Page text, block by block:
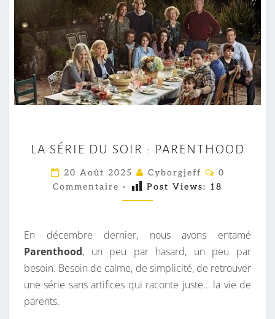
A
S
É
R
E
D
U
S
LA SÉRIE DU SOIR : PARENTHOOD
20 Août 2025 Cyborgjeff
C
M
A
I
R
E
S
0
Commentaire - Post Views: 18
En décembre dernier, nous avons entamé
Parenthood, un peu par hasard, un peu par
besoin. Besoin de calme, de simplicité, de retrouver
une série sans artifices qui raconte juste… la vie de
parents.